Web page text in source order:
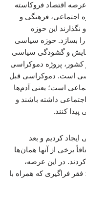
اقتصاد فروکاسته
اجتماعی، فرهنگی و
این حوزه
را بسازد. حوزه سیاسی
و گشودگی سیاسی
پروژه دموکراسی
است. دموکراسی قبل
است؛ یعنی آدم‌ها
داشته باشند و
کنند.
کردیم و بعد
برخی از آنها همان‌ها
در این عرصه،
فقر فراگیری که همراه با